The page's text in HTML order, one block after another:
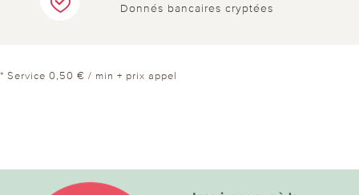
Donnés bancaires cryptées
* Service 0,50 € / min + prix appel